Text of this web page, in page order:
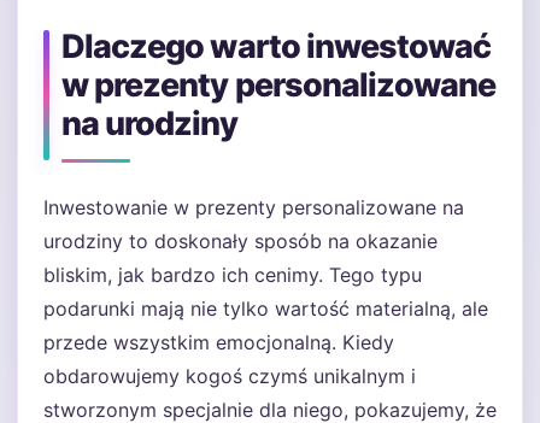
Dlaczego warto inwestować
w prezenty personalizowane
na urodziny
Inwestowanie w prezenty personalizowane na
urodziny to doskonały sposób na okazanie
bliskim, jak bardzo ich cenimy. Tego typu
podarunki mają nie tylko wartość materialną, ale
przede wszystkim emocjonalną. Kiedy
obdarowujemy kogoś czymś unikalnym i
stworzonym specjalnie dla niego, pokazujemy, że